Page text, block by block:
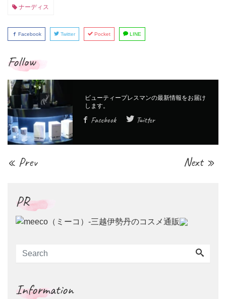
ナーディス
Facebook Twitter Pocket LINE
Follow
Facebook Twitter
« Prev Next »
PR
Information